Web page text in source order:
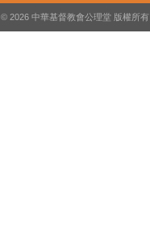
© 2026 中華基督教會公理堂 版權所